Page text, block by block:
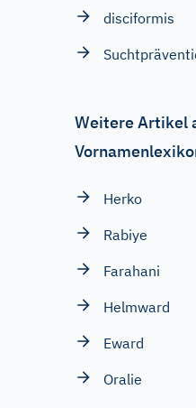
disciformis
Weitere Artikel
Herko
Rabiye
Farahani
Helmward
Eward
Oralie